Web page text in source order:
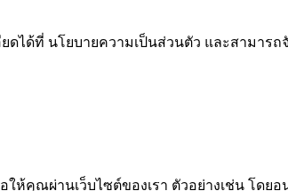
ด้ที่ นโยบายความเป็นส่วนตัว และสามารถ
อให้คุณผ่านเว็บไซต์ของเรา ตัวอย่างเช่น โ